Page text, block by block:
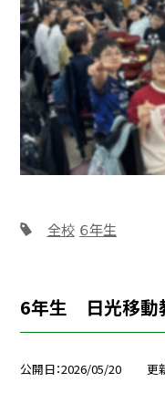
全校 ６年生
6年生 日光移動
公開日 2026/05/20 更